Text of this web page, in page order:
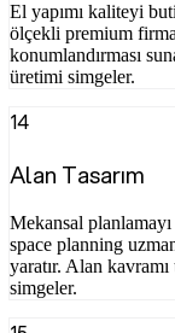
El yapımı kaliteyi
ölçekli premium
konumlandırması
üretimi simgeler.
14
Alan Tasarım
Mekansal
space planning
yaratır. Alan
simgeler.